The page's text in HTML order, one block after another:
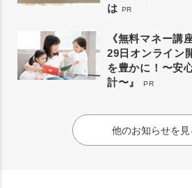
は PR
《無料マネー講
29日オンライン
を豊かに！〜安
計〜』
PR
他のお知らせを見